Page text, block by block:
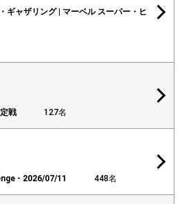
ギャザリング | マーベル スーパー・ヒ
戦
127名
- 2026/07/11
448名